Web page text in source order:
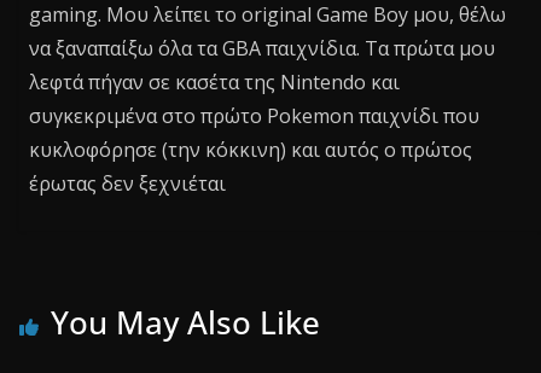
gaming. Μου λείπει το original Game Boy μου, θέλω
να ξαναπαίξω όλα τα GBA παιχνίδια. Τα πρώτα μου
λεφτά πήγαν σε κασέτα της Nintendo και
συγκεκριμένα στο πρώτο Pokemon παιχνίδι που
κυκλοφόρησε (την κόκκινη) και αυτός ο πρώτος
έρωτας δεν ξεχνιέται
You May Also Like